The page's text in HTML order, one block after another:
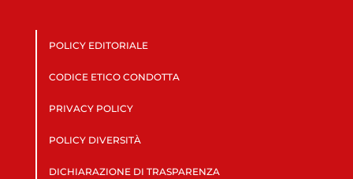
POLICY EDITORIALE
CODICE ETICO CONDOTTA
PRIVACY POLICY
POLICY DIVERSITÀ
DICHIARAZIONE DI TRASPARENZA